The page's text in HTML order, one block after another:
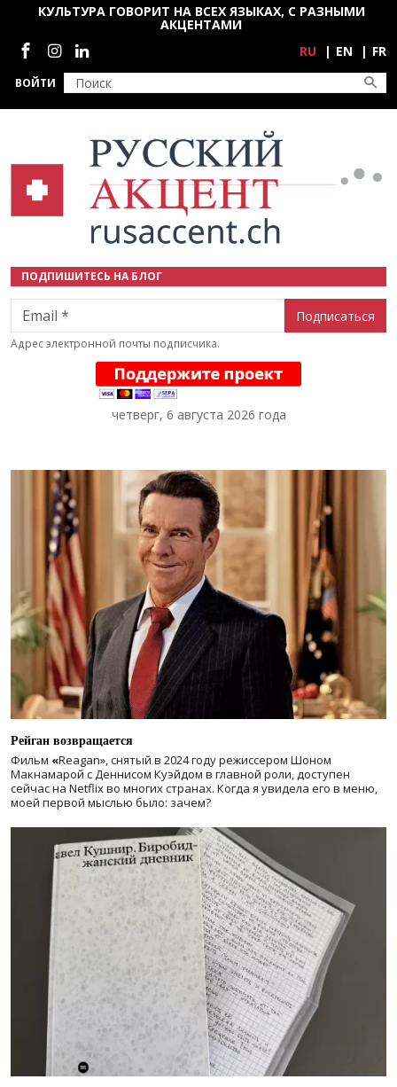
Перейти к основному содержанию
ВОЙТИ
КУЛЬТУРА ГОВОРИТ НА ВСЕХ ЯЗЫКАХ, С РАЗНЫМИ
АКЦЕНТАМИ
Социальные сети
RU EN FR
ПОДПИШИТЕСЬ НА БЛОГ
Email
Адрес электронной почты подписчика.
четверг, 6 августа 2026 года
Рейган возвращается
Фильм «Reagan», снятый в 2024 годурежиссером Шоном
Макнамарой с Деннисом Куэйдом в главной роли, доступен
сейчас на Netflix во многих странах. Когда я увидела его в меню,
моей первой мыслью было: зачем?